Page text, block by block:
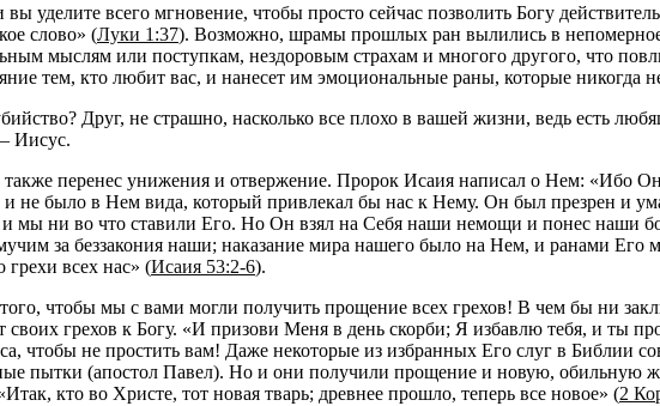
уделите всего мгновение, чтобы просто сейчас позволить Богу
слово» (Луки 1:37). Возможно, шрамы прошлых ран вылились в
мыслям или поступкам, нездоровым страхам и многого другого, что
тем, кто любит вас, и нанесет им эмоциональные раны, которые никогда
Друг, не страшно, насколько все плохо в вашей жизни, ведь есть
Иисус.
перенес унижения и отвержение. Пророк Исаия написал о Нем: «Ибо
не было в Нем вида, который привлекал бы нас к Нему. Он был презрен и
мы ни во что ставили Его. Но Он взял на Себя наши немощи и понес наши
за беззакония наши; наказание мира нашего было на Нем, и ранами
грехи всех нас» (Исаия 53:2-6).
чтобы мы с вами могли получить прощение всех грехов! В чем бы ни
своих грехов к Богу. «И призови Меня в день скорби; Я избавлю тебя, и ты
чтобы не простить вам! Даже некоторые из избранных Его слуг в Библии
пытки (апостол Павел). Но и они получили прощение и новую, обильную
кто во Христе, тот новая тварь; древнее прошло, теперь все новое» (2